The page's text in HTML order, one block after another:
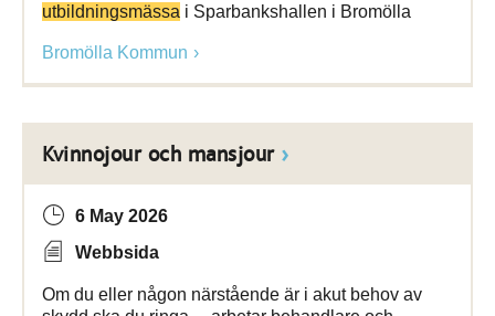
utbildningsmässa i Sparbankshallen i Bromölla
Bromölla Kommun
Kvinnojour och mansjour
6 May 2026
Webbsida
Om du eller någon närstående är i akut behov av